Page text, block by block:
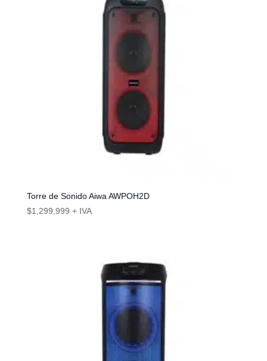
Torre de Sonido Aiwa AWPOH2D
$1,299,999 + IVA